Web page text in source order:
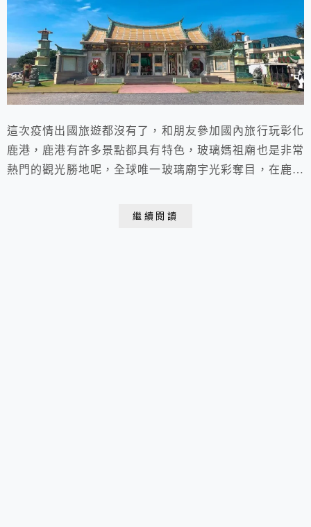
這次疫情出國旅遊都沒有了，和朋友參加國內旅行玩彰化
鹿港，鹿港有許多景點都具有特色，玻璃媽祖廟也是非常
熱門的觀光勝地呢，全球唯一玻璃廟宇光彩奪目，在鹿港
繼續閱讀